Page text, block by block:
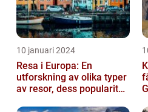
10 januari 2024
Resa i Europa: En
utforskning av olika typer
av resor, dess popularitet